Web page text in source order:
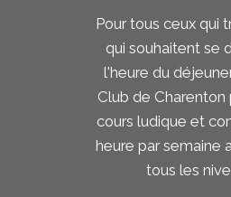
Pour tous ceux qui
qui souhaitent se
l'heure du
Club de Charenton
cours ludique et
heure par semaine
tous les